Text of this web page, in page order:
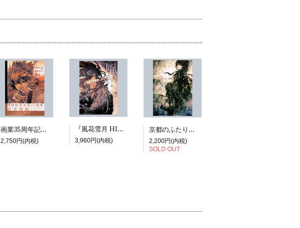
画業35周年記念展図録『The Long Journey's Diary | A COMIC』
2,750円(内税)
『風花雪月 HIROYUKI ASADA TEZUKA ALBUM』
3,960円(内税)
京都のふたり展図録『虹niji』
2,200円(内税)
SOLD OUT